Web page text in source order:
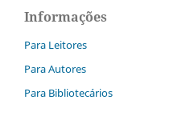
Informações
Para Leitores
Para Autores
Para Bibliotecários